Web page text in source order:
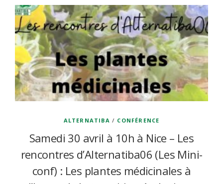
ALTERNATIBA / CONFÉRENCE
Samedi 30 avril à 10h à Nice – Les
rencontres d’Alternatiba06 (Les Mini-
conf) : Les plantes médicinales à